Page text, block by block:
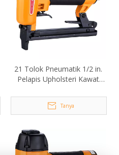
21 Tolok Pneumatik 1/2 in.
Pelapis Upholsteri Kawat
Tanya